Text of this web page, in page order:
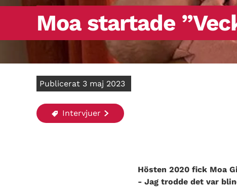
Moa startade
Publicerat 3 maj 2023
Intervjuer
Hösten 2020 fick Moa
- Jag trodde det var